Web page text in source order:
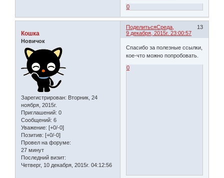
0
Поделиться 13
Среда,
9 декабря, 2015г. 23:00:57
Кошка
Новичок
Зарегистрирован: Вторник, 24
ноября, 2015г.
Приглашений: 0
Сообщений: 6
Уважение: [+0/-0]
Позитив: [+0/-0]
Провел на форуме:
27 минут
Последний визит:
Четверг, 10 декабря, 2015г. 04:12:56
Спасибо за полезные ссылки,
кое-что можно попробовать.
0